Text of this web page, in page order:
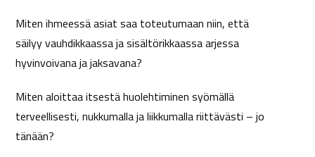
Miten ihmeessä asiat saa toteutumaan niin, että
säilyy vauhdikkaassa ja sisältörikkaassa arjessa
hyvinvoivana ja jaksavana?
Miten aloittaa itsestä huolehtiminen syömällä
terveellisesti, nukkumalla ja liikkumalla riittävästi – jo
tänään?